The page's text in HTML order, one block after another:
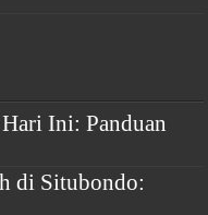
Ini: Panduan
di Situbondo: